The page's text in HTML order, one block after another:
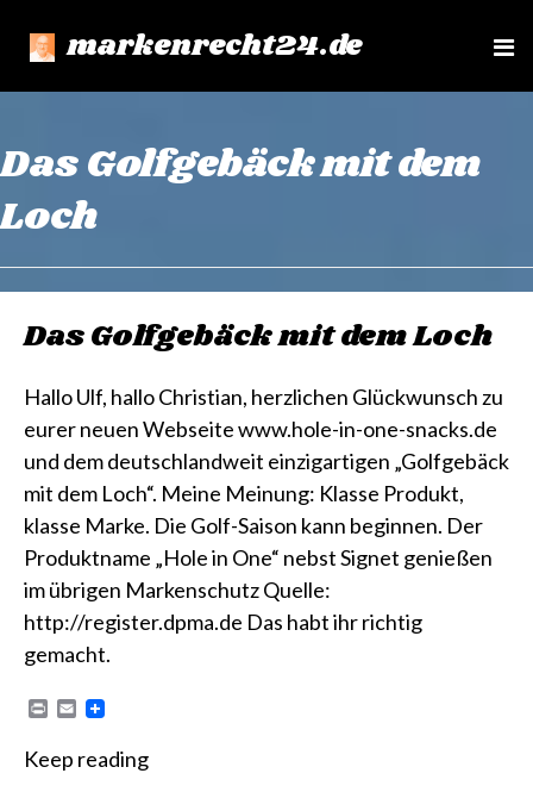
markenrecht24.de
e
Das Golfgebäck mit dem
Loch
Das Golfgebäck mit dem Loch
Hallo Ulf, hallo Christian, herzlichen Glückwunsch zu
eurer neuen Webseite www.hole-in-one-snacks.de
und dem deutschlandweit einzigartigen „Golfgebäck
mit dem Loch“. Meine Meinung: Klasse Produkt,
klasse Marke. Die Golf-Saison kann beginnen. Der
Produktname „Hole in One“ nebst Signet genießen
im übrigen Markenschutz Quelle:
http://register.dpma.de Das habt ihr richtig
gemacht.
n
E
i
Keep reading